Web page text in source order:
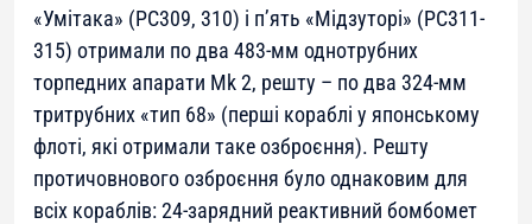
«Умітака» (РС309, 310) і п’ять «Мідзуторі» (РС311-
315) отримали по два 483-мм однотрубних
торпедних апарати Mk 2, решту – по два 324-мм
тритрубних «тип 68» (перші кораблі у японському
флоті, які отримали таке озброєння). Решту
протичовнового озброєння було однаковим для
всіх кораблів: 24-зарядний реактивний бомбомет